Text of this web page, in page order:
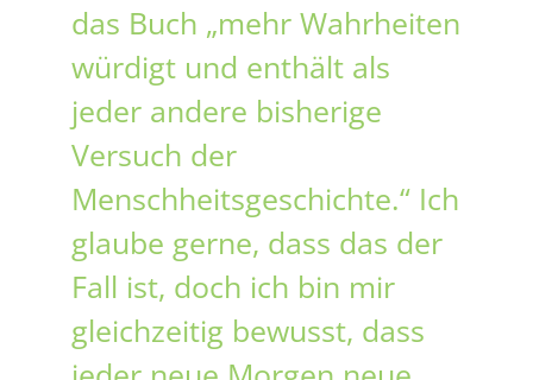
das Buch „mehr Wahrheiten
würdigt und enthält als
jeder andere bisherige
Versuch der
Menschheitsgeschichte.“ Ich
glaube gerne, dass das der
Fall ist, doch ich bin mir
gleichzeitig bewusst, dass